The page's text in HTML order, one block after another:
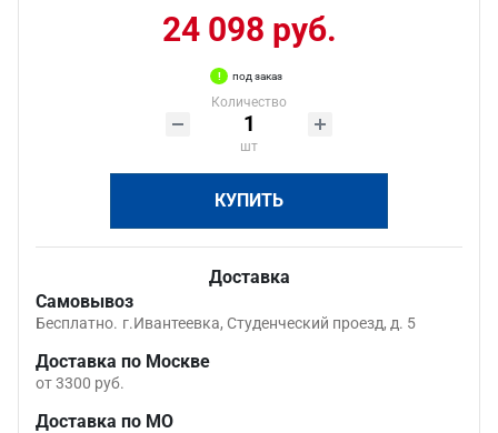
24 098 руб.
под заказ
Количество
шт
КУПИТЬ
Доставка
Самовывоз
Бесплатно. г.Ивантеевка, Студенческий проезд, д. 5
Доставка по Москве
от 3300 руб.
Доставка по МО